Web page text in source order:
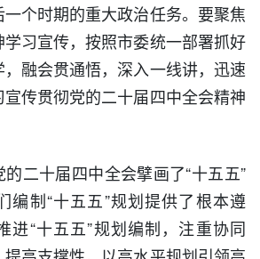
个时期的重大政治任务。要聚焦
习宣传，按照市委统一部署抓好
融会贯通悟，深入一线讲，迅速
传贯彻党的二十届四中全会精神
二十届四中全会擘画了“十五五”
编制“十五五”规划提供了根本遵
进“十五五”规划编制，注重协同